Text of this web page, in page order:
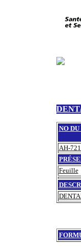
NO
AH-
Feuille